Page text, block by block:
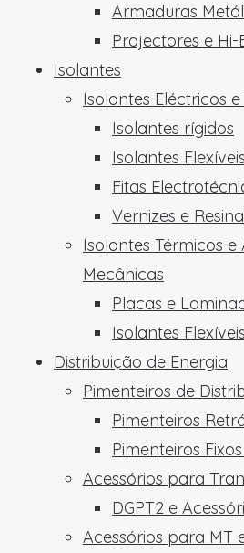
Armaduras
Projectores e Hi-
Isolantes
Isolantes Eléctricos
Isolantes rígidos
Isolantes
Fitas
Vernizes e
Isolantes Térmicos e
Mecânicas
Placas e
Isolantes
Distribuição de Energia
Pimenteiros de
Pimenteiros
Pimenteiros
Acessórios para
DGPT2 e
Acessórios para MT